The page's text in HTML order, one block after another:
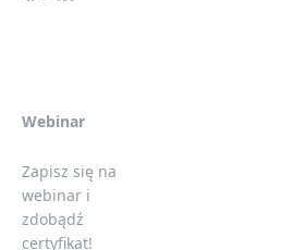
Webinar
Zapisz się na
webinar i
zdobądź
certyfikat!